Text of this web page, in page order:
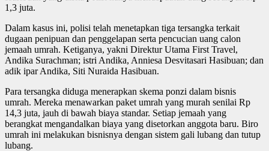
1,3 juta.
Dalam kasus ini, polisi telah menetapkan tiga tersangka terkait
dugaan penipuan dan penggelapan serta pencucian uang calon
jemaah umrah. Ketiganya, yakni Direktur Utama First Travel,
Andika Surachman; istri Andika, Anniesa Desvitasari Hasibuan; dan
adik ipar Andika, Siti Nuraida Hasibuan.
Para tersangka diduga menerapkan skema ponzi dalam bisnis
umrah. Mereka menawarkan paket umrah yang murah senilai Rp
14,3 juta, jauh di bawah biaya standar. Setiap jemaah yang
berangkat mengandalkan biaya yang disetorkan anggota baru. Biro
umrah ini melakukan bisnisnya dengan sistem gali lubang dan tutup
lubang.